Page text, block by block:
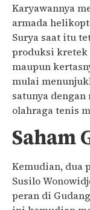
Karyawannya
armada
Surya saat itu
produksi
maupun
mulai
satunya
olahraga tenis
Saham
Kemudian, dua
Susilo
peran di